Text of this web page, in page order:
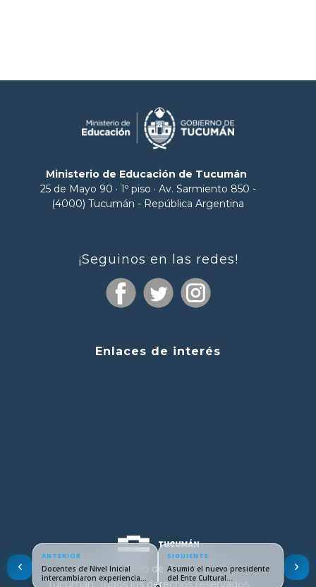
Ministerio de Educación de Tucumán
25 de Mayo 90 · 1º piso · Av. Sarmiento 850 -
(4000) Tucumán - República Argentina
¡Seguinos en las redes!
Enlaces de interés
© 2024 Ministerio de Educación de
Tucumán. Todos los derechos reservados
ANTERIOR
Docentes de Nivel Inicial
intercambiaron experiencias
SIGUIENTE
Asumió el nuevo presidente
del Ente Cultural…